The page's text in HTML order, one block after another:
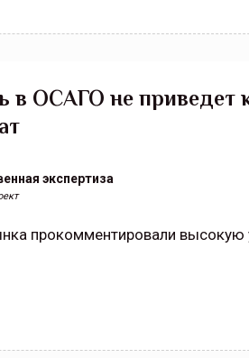
в ОСАГО не приведет
экспертиза
прокомментировали высокую